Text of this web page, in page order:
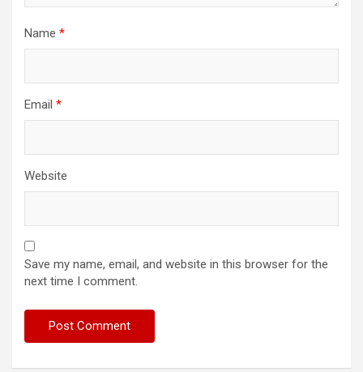
Name *
Email *
Website
Save my name, email, and website in this browser for the
next time I comment.